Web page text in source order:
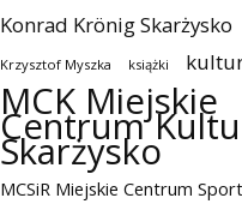
Konrad Krönig Skarżysko
Krzysztof Myszka książki
MCK Miejskie
Centrum
Skarżysko
MCSiR Miejskie Centrum